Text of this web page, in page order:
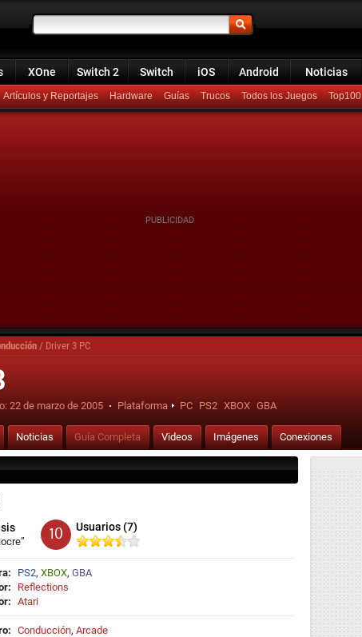
XOne Switch 2 Switch iOS Android Noticias
Artículos y Reportajes Hardware Guías Trucos Todos los Juegos Top100
/ Driver 3 PC
22 de marzo de 2005 · Plataforma PC PS2 XBOX GBA
Noticias Guía Completa Videos Imágenes Conexiones
10 Usuarios (7)
PS2, XBOX, GBA
Reflections
Atari
Conducción, Arcade